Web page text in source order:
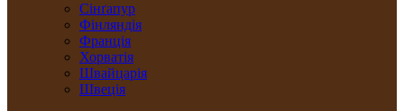
Сінґапур
Фінляндія
Франція
Хорватія
Швайцарія
Швеція